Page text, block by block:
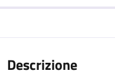
Descrizione